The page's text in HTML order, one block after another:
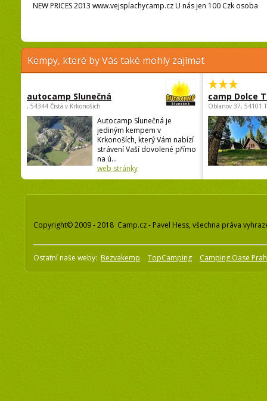
NEW PRICES 2013 www.vejsplachycamp.cz U nás jen 100 Czk osoba
Kempy, které by Vás také mohly zajímat
autocamp Slunečná
, 54344 Čistá v Krkonoších
Autocamp Slunečná je
jediným kempem v
Krkonoších, který Vám nabízí
strávení Vaší dovolené přímo
na ú...
web stránky
camp Dolce
Oblanov 37, 54101
Copyright© 2009 - 2018 Camp.cz - Pavel Hess, všechna práva
Ostatní naše weby: Bezvakemp TopCamping Camping Oase